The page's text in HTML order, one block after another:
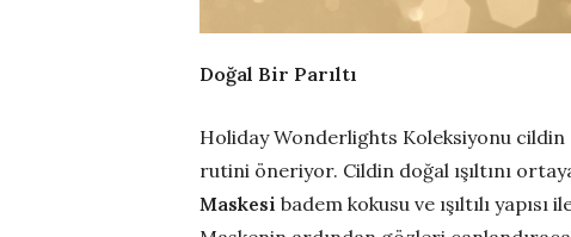
Doğal Bir Parıltı
Holiday Wonderlights Koleksiyonu cildin
rutini öneriyor. Cildin doğal ışıltını
Maskesi badem kokusu ve ışıltılı yapısı